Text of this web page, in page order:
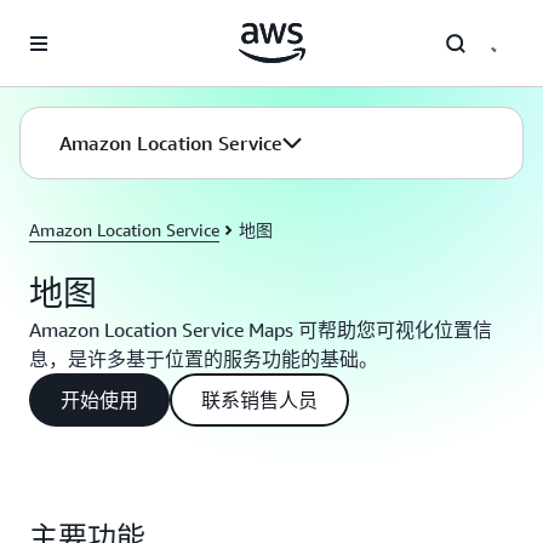
Amazon Location Service
Amazon Location Service 地图
地图
Amazon Location Service Maps 可帮助您可视化位置信
息，是许多基于位置的服务功能的基础。
开始使用
联系销售人员